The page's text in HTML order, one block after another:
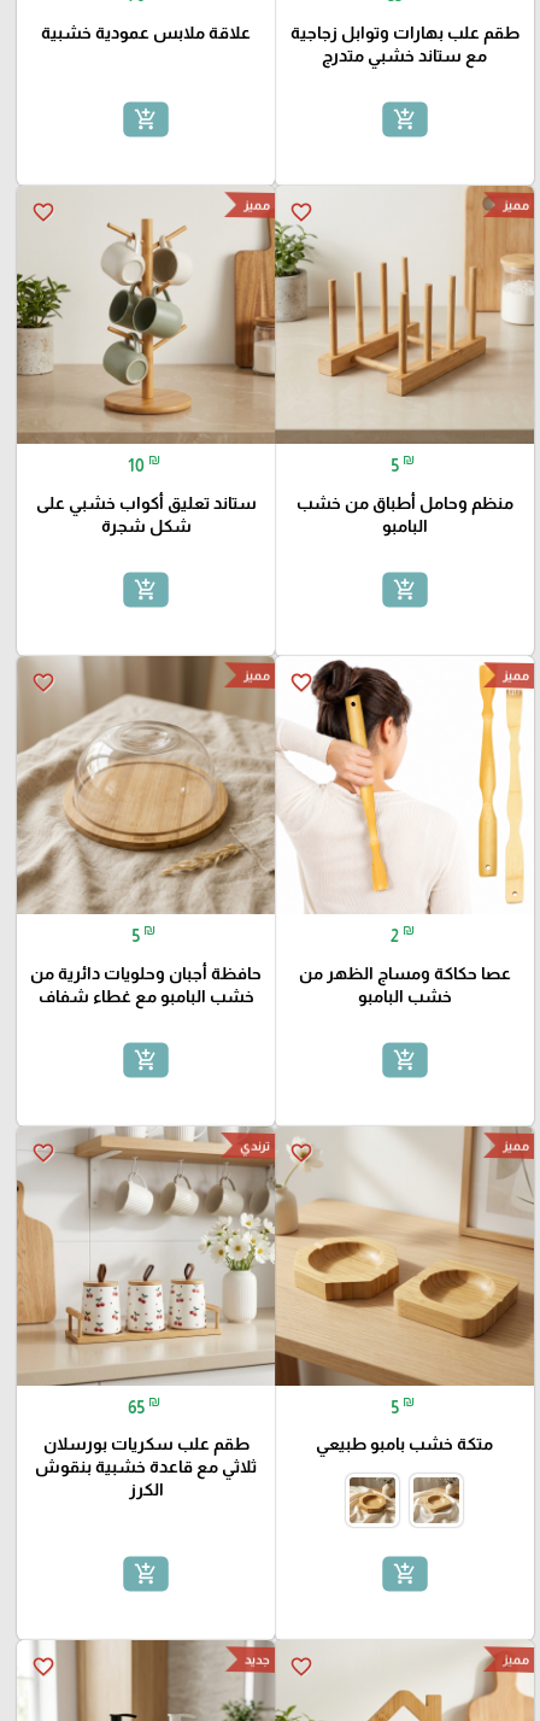
طقم علب بهارات وتوابل زجاجية
مع ستاند خشبي متدرج
add_shopping_cart
علاقة ملابس عمودية خشبية
add_shopping_cart
favorite_border مميز
5 ₪
منظم وحامل أطباق من خشب
البامبو
add_shopping_cart
favorite_border مميز
10 ₪
ستاند تعليق أكواب خشبي على
شكل شجرة
add_shopping_cart
favorite_border مميز
2 ₪
عصا حكاكة ومساج الظهر من
خشب البامبو
add_shopping_cart
favorite_border مميز
5 ₪
حافظة أجبان وحلويات دائرية من
خشب البامبو مع غطاء شفاف
add_shopping_cart
favorite_border مميز
5 ₪
متكة خشب بامبو طبيعي
add_shopping_cart
favorite_border ترندي
65 ₪
طقم علب سكريات بورسلان
ثلاثي مع قاعدة خشبية بنقوش
الكرز
add_shopping_cart
favorite_border مميز favorite_border جديد